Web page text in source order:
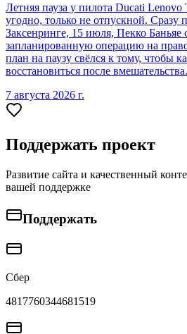
Летняя пауза у пилота Ducati
угодно, только не отпускной. Сразу
Заксенринге, 15 июля, Пекко Баньяе
запланированную операцию на
план на паузу свёлся к тому, чтобы
восстановиться после вмешательства.
7 августа 2026 г.
Поддержать проект
Развитие сайта и качественный
вашей поддержке
Поддержать
Сбер
4817760344681519